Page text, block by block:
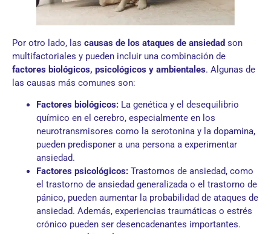
Por otro lado, las causas de los ataques de ansiedad son
multifactoriales y pueden incluir una combinación de
factores biológicos, psicológicos y ambientales. Algunas de
las causas más comunes son:
Factores biológicos: La genética y el desequilibrio
químico en el cerebro, especialmente en los
neurotransmisores como la serotonina y la dopamina,
pueden predisponer a una persona a experimentar
ansiedad.
Factores psicológicos: Trastornos de ansiedad, como
el trastorno de ansiedad generalizada o el trastorno de
pánico, pueden aumentar la probabilidad de ataques de
ansiedad. Además, experiencias traumáticas o estrés
crónico pueden ser desencadenantes importantes.